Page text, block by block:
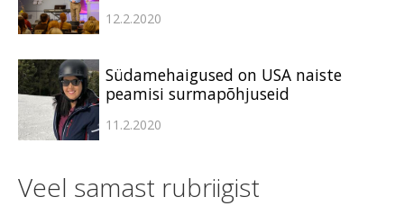
12.2.2020
Südamehaigused on USA naiste
peamisi surmapõhjuseid
11.2.2020
Veel samast rubriigist